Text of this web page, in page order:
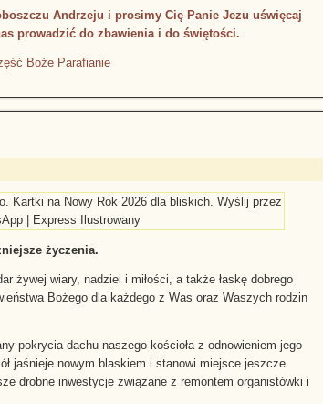
Andrzeju i prosimy Cię Panie Jezu uświęcaj
prowadzić do zbawienia i do świętości.
Parafianie
życzenia.
żywej wiary, nadziei i miłości, a także łaskę dobrego
Bożego dla każdego z Was oraz Waszych rodzin
pokrycia dachu naszego kościoła z odnowieniem jego
jaśnieje nowym blaskiem i stanowi miejsce jeszcze
drobne inwestycje związane z remontem organistówki i